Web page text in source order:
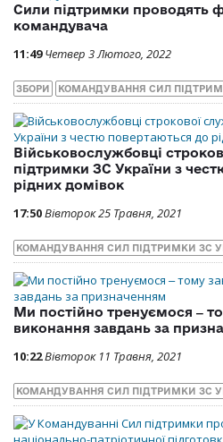
Сили підтримки проводять
командувача
11:49 Четвер 3 Лютого, 2022
ЗБОРИ КОМАНДУВАННЯ СИЛ
Військовослужбовці
підтримки ЗС України з
рідних домівок
17:50Вівторок 25 Травня, 2021
КОМАНДУВАННЯ СИЛ ПІДТРИМКИ ЗС
Ми постійно тренуємося ‒
виконання завдань за
10:22Вівторок 11 Травня, 2021
КОМАНДУВАННЯ СИЛ ПІДТРИМКИ ЗС